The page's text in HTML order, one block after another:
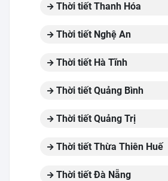
Thời tiết Thanh Hóa
Thời tiết Nghệ An
Thời tiết Hà Tĩnh
Thời tiết Quảng Bình
Thời tiết Quảng Trị
Thời tiết Thừa Thiên Huế
Thời tiết Đà Nẵng